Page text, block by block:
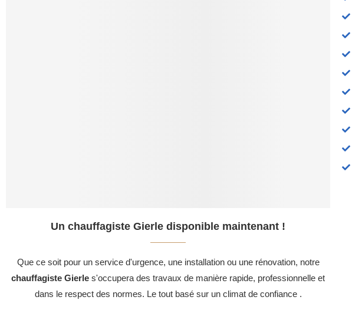
Un chauffagiste Gierle disponible maintenant !
Que ce soit pour un service d'urgence, une installation ou une rénovation, notre
chauffagiste Gierle s'occupera des travaux de manière rapide, professionnelle et
dans le respect des normes. Le tout basé sur un climat de confiance .